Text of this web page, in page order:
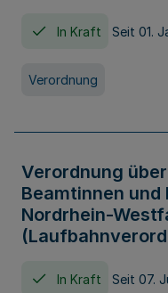
In Kraft Seit 01.
Verordnung
Verordnung
Beamtinnen und
Nordrhein-
In Kraft Seit 07.